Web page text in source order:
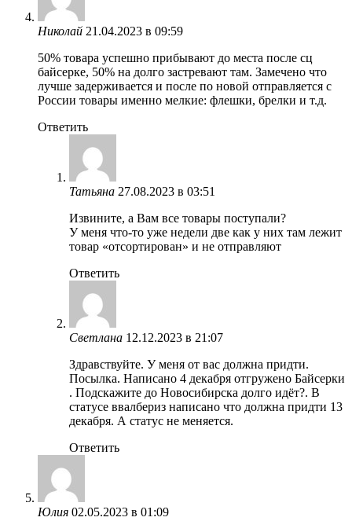
Николай 21.04.2023 в 09:59
50% товара успешно прибывают до места после сц
байсерке, 50% на долго застревают там. Замечено что
лучше задерживается и после по новой отправляется с
России товары именно мелкие: флешки, брелки и т.д.
Ответить
Татьяна 27.08.2023 в 03:51
Извините, а Вам все товары поступали?
У меня что-то уже недели две как у них там лежит
товар «отсортирован» и не отправляют
Ответить
Светлана 12.12.2023 в 21:07
Здравствуйте. У меня от вас должна придти.
Посылка. Написано 4 декабря отгружено Байсерки
. Подскажите до Новосибирска долго идёт?. В
статусе ввалбериз написано что должна придти 13
декабря. А статус не меняется.
Ответить
Юлия 02.05.2023 в 01:09